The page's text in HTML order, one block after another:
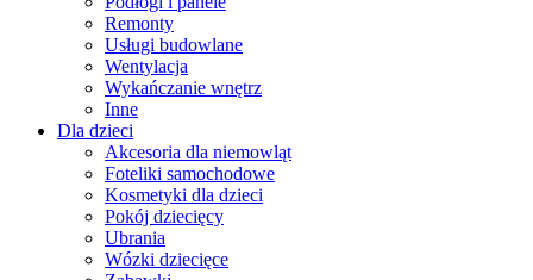
Remonty
Usługi budowlane
Wentylacja
Wykańczanie wnętrz
Inne
Dla dzieci
Akcesoria dla niemowląt
Foteliki samochodowe
Kosmetyki dla dzieci
Pokój dziecięcy
Ubrania
Wózki dziecięce